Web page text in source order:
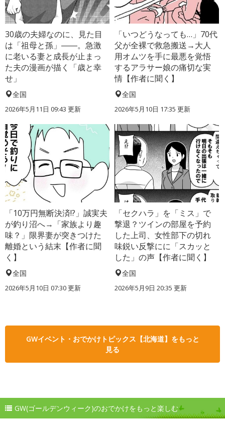
30歳の夫婦なのに、見た目
は「祖母と孫」――。急激
に老いる妻と成長が止まっ
た夫の漫画が描く「歳と幸
せ」
全国
2026年5月11日 09:43 更新
「いつどうなっても…」70代
父が全裸で救急搬送→大人
用オムツを手に最悪を覚悟
するアラサー娘の痛切な実
情【作者に聞く】
全国
2026年5月10日 17:35 更新
「10万円無断決済!?」誠実夫
が釣り沼へ→「家族より趣
味？」限界妻が突きつけた
離婚という結末【作者に聞
く】
全国
2026年5月10日 07:30 更新
「セクハラ」を「ミス」で
撃退？ツインの部屋を予約
した上司、女性部下の切れ
味鋭い反撃にに「スカッと
した」の声【作者に聞く】
全国
2026年5月9日 20:35 更新
GWイベント・おでかけトピックス【北海道】をもっと
見る
GW(ゴールデンウィーク)のおでかけをもっと楽しむ